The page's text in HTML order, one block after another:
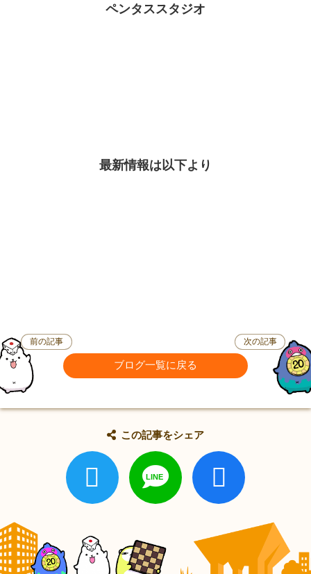
ペンタススタジオ
最新情報は以下より
前の記事
ブログ一覧に戻る
次の記事
この記事をシェア